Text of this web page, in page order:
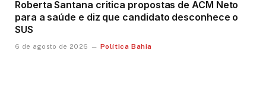
Roberta Santana critica propostas de ACM Neto
para a saúde e diz que candidato desconhece o
SUS
6 de agosto de 2026 Política Bahia